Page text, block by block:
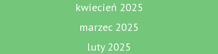
kwiecień 2025
marzec 2025
luty 2025